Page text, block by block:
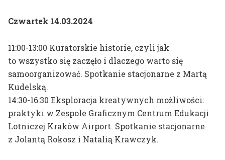
Czwartek 14.03.2024
11:00-13:00 Kuratorskie historie, czyli jak
to wszystko się zaczęło i dlaczego warto się
samoorganizować. Spotkanie stacjonarne z Martą
Kudelską.
14:30-16:30 Eksploracja kreatywnych możliwości:
praktyki w Zespole Graficznym Centrum Edukacji
Lotniczej Kraków Airport. Spotkanie stacjonarne
z Jolantą Rokosz i Natalią Krawczyk.